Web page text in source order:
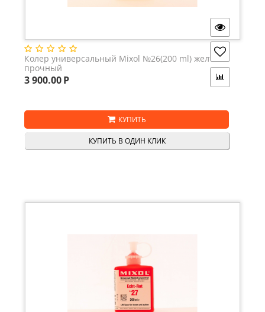
Колер универсальный Mixol №26(200 ml) желтый
прочный
3 900.00Р
КУПИТЬ
КУПИТЬ В ОДИН КЛИК